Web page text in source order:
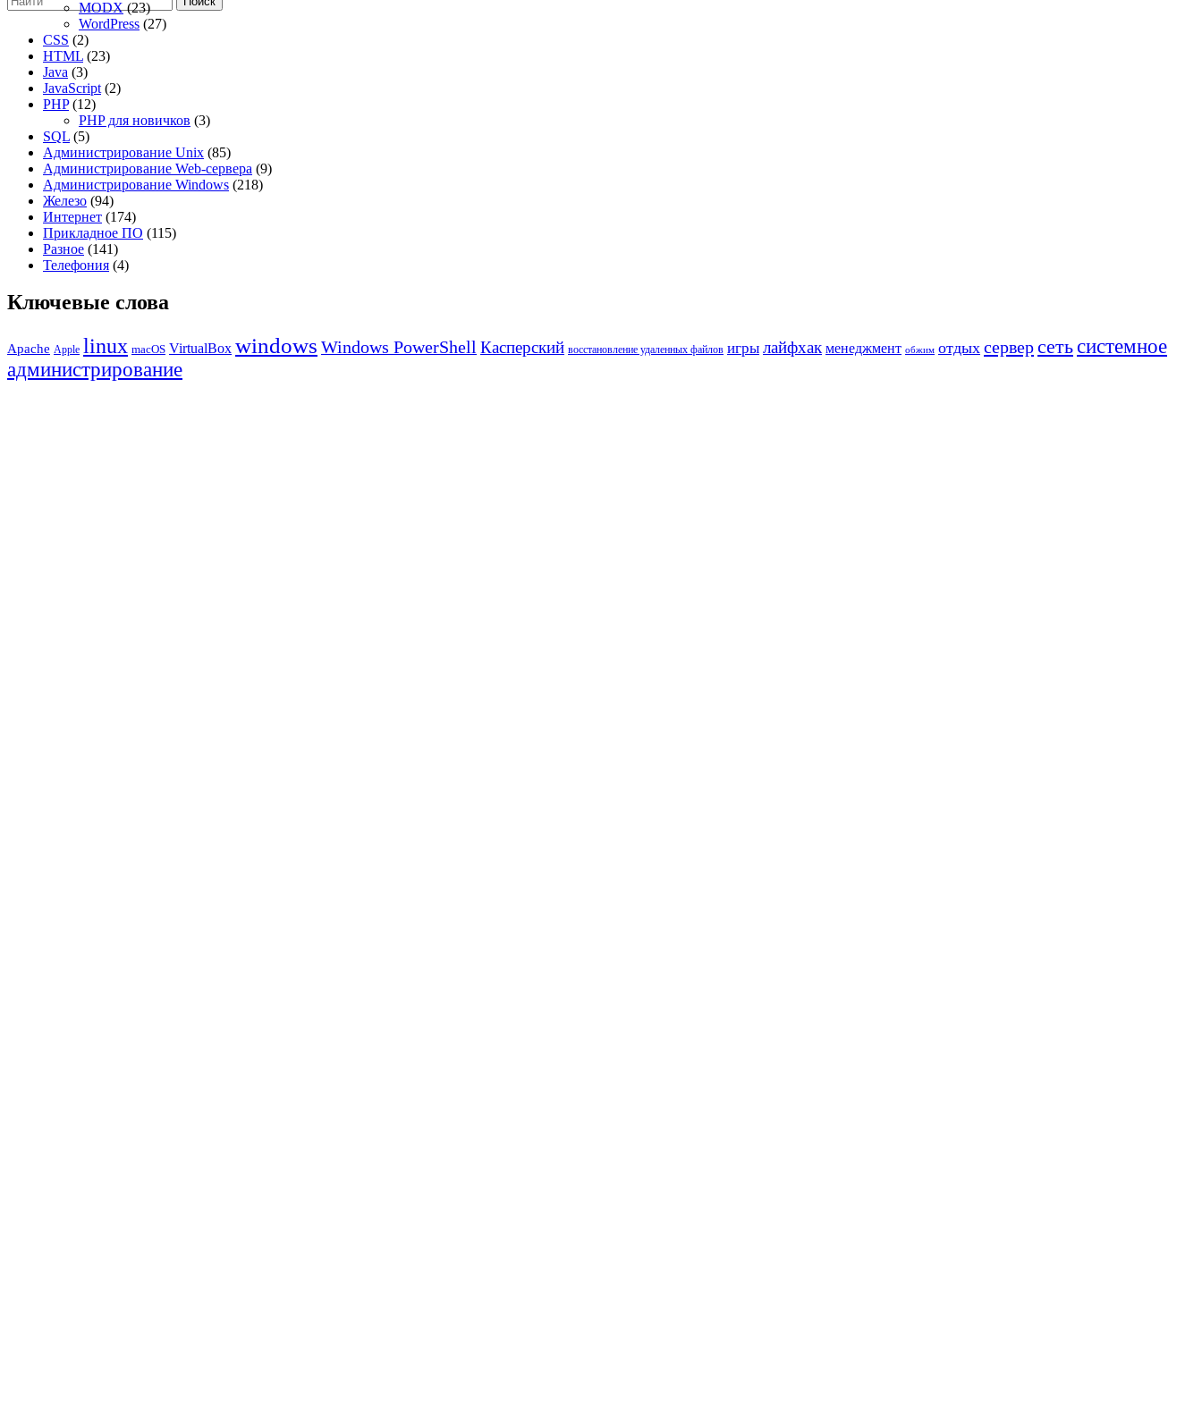
MODX(23)
WordPress (27)
CSS (2)
HTML (23)
Java (3)
JavaScript (2)
PHP(12)
PHP для новичков (3)
SQL (5)
Администрирование Unix (85)
Администрирование Web-сервера (9)
Администрирование Windows (218)
Железо (94)
Интернет (174)
Прикладное ПО (115)
Разное (141)
Телефония (4)
Ключевые слова
Apache Apple linux macOS VirtualBox windows Windows PowerShell Касперский восстановление удаленных файлов игры лайфхак менеджмент обжим отдых серверсетьсистемное
администрирование